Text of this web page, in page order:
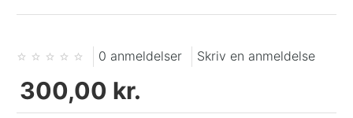
0 anmeldelser Skriv en anmeldelse
300,00 kr.